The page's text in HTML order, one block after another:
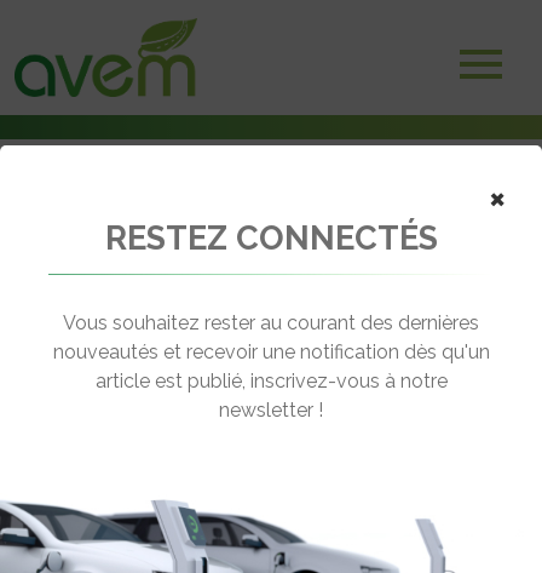
Volvo investit dans les batteries à recharge ultrarapide de StoreDot
← Revenir aux actualités
BATTERIES À RECHARGE
ULTRARAPIDE DE STOREDOT
×
RESTEZ CONNECTÉS
Vous souhaitez rester au courant des dernières
nouveautés et recevoir une notification dès qu'un
article est publié, inscrivez-vous à notre
newsletter !